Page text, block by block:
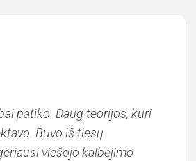
patiko. Daug teorijos, kuri
Buvo iš tiesų
viešojo kalbėjimo